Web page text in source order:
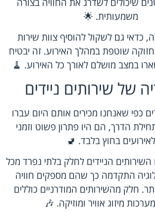
משמעותית. 🌟
כדאי גם לשקול להוסיף צוות שירות
שוטפת במהלך האירוע. זה יבטיח
במצב מושלם לאורך כל האירוע. 🧹
של שירותים ניידים
כפי שאנחנו מכירים אותם היום עברו
הדרך, הם היו פתרון פשוט וזמני
לאירועים בחוץ בלבד. 🚽
הניידים לחלק בלתי נפרד מכל
התקדמה כך שהם מספקים חוויה
חלק מהשירותים המודרניים כוללים
מיזוג אוויר ומוזיקה. 🎶